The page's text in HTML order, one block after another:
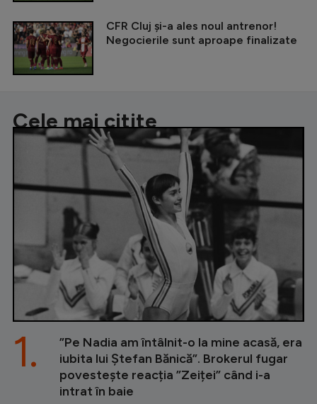
CFR Cluj și-a ales noul antrenor!
Negocierile sunt aproape finalizate
Cele mai citite
”Pe Nadia am întâlnit-o la mine acasă, era
iubita lui Ștefan Bănică”. Brokerul fugar
povestește reacția ”Zeiței” când i-a
intrat în baie
1.